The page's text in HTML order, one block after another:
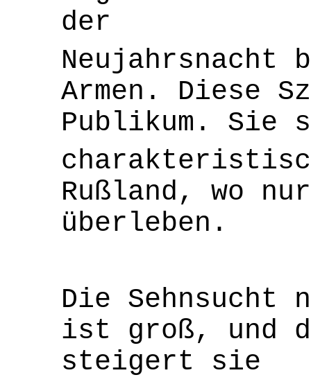
der
Neujahrsnacht
Armen. Diese
Publikum. Sie
Rußland, wo
überleben.
Die Sehnsucht
ist groß, und
steigert sie